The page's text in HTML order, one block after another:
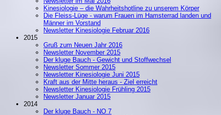
Kinesiologie – die Wahrheitshotline zu unserem Körper
Die Fleiss-Lüge - warum Frauen im Hamsterrad landen und
Männer im Vorstand
Newsletter Kinesiologie Februar 2016
2015
Gruß zum Neuen Jahr 2016
Newsletter November 2015
Der kluge Bauch - Gewicht und Stoffwechsel
Newsletter Sommer 2015
Newsletter Kinesiologie Juni 2015
Kraft aus der Mitte heraus - Ziel erreicht
Newsletter Kinesiologie Frühling 2015
Newsletter Januar 2015
2014
Der kluge Bauch - NO 7